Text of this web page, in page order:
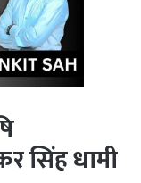
सिंह धामी